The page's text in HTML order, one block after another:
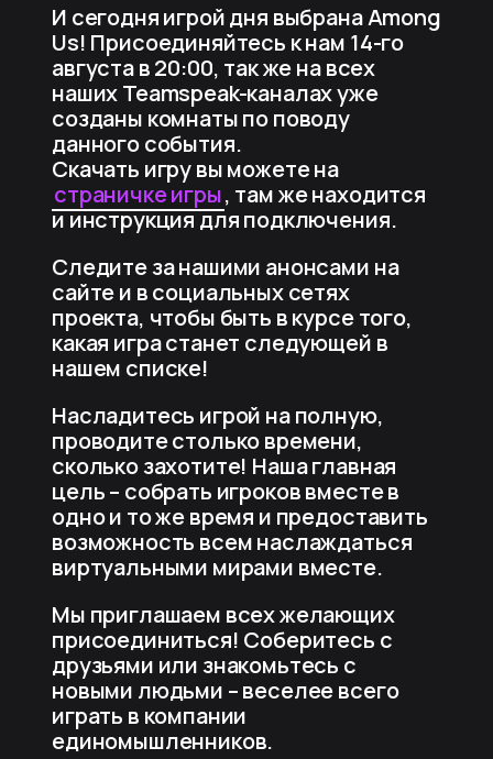
И сегодня игрой дня выбрана Among
Us! Присоединяйтесь к нам 14-го
августа в 20:00, так же на всех
наших Teamspeak-каналах уже
созданы комнаты по поводу
данного события.
Скачать игру вы можете на
страничке игры, там же находится
и инструкция для подключения.
Следите за нашими анонсами на
сайте и в социальных сетях
проекта, чтобы быть в курсе того,
какая игра станет следующей в
нашем списке!
Насладитесь игрой на полную,
проводите столько времени,
сколько захотите! Наша главная
цель – собрать игроков вместе в
одно и то же время и предоставить
возможность всем наслаждаться
виртуальными мирами вместе.
Мы приглашаем всех желающих
присоединиться! Соберитесь с
друзьями или знакомьтесь с
новыми людьми – веселее всего
играть в компании
единомышленников.